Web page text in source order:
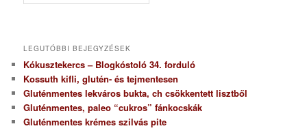
LEGUTÓBBI BEJEGYZÉSEK
Kókusztekercs – Blogkóstoló 34. forduló
Kossuth kifli, glutén- és tejmentesen
Gluténmentes lekváros bukta, ch csökkentett lisztből
Gluténmentes, paleo “cukros” fánkocskák
Gluténmentes krémes szilvás pite